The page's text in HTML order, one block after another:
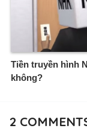
Tiền truyền hình
không?
2